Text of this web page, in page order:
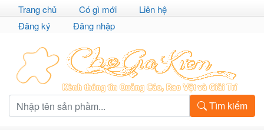
Trang chủ Có gì mới
Liên hệ
Đăng ký
Đăng nhập
Tìm kiếm